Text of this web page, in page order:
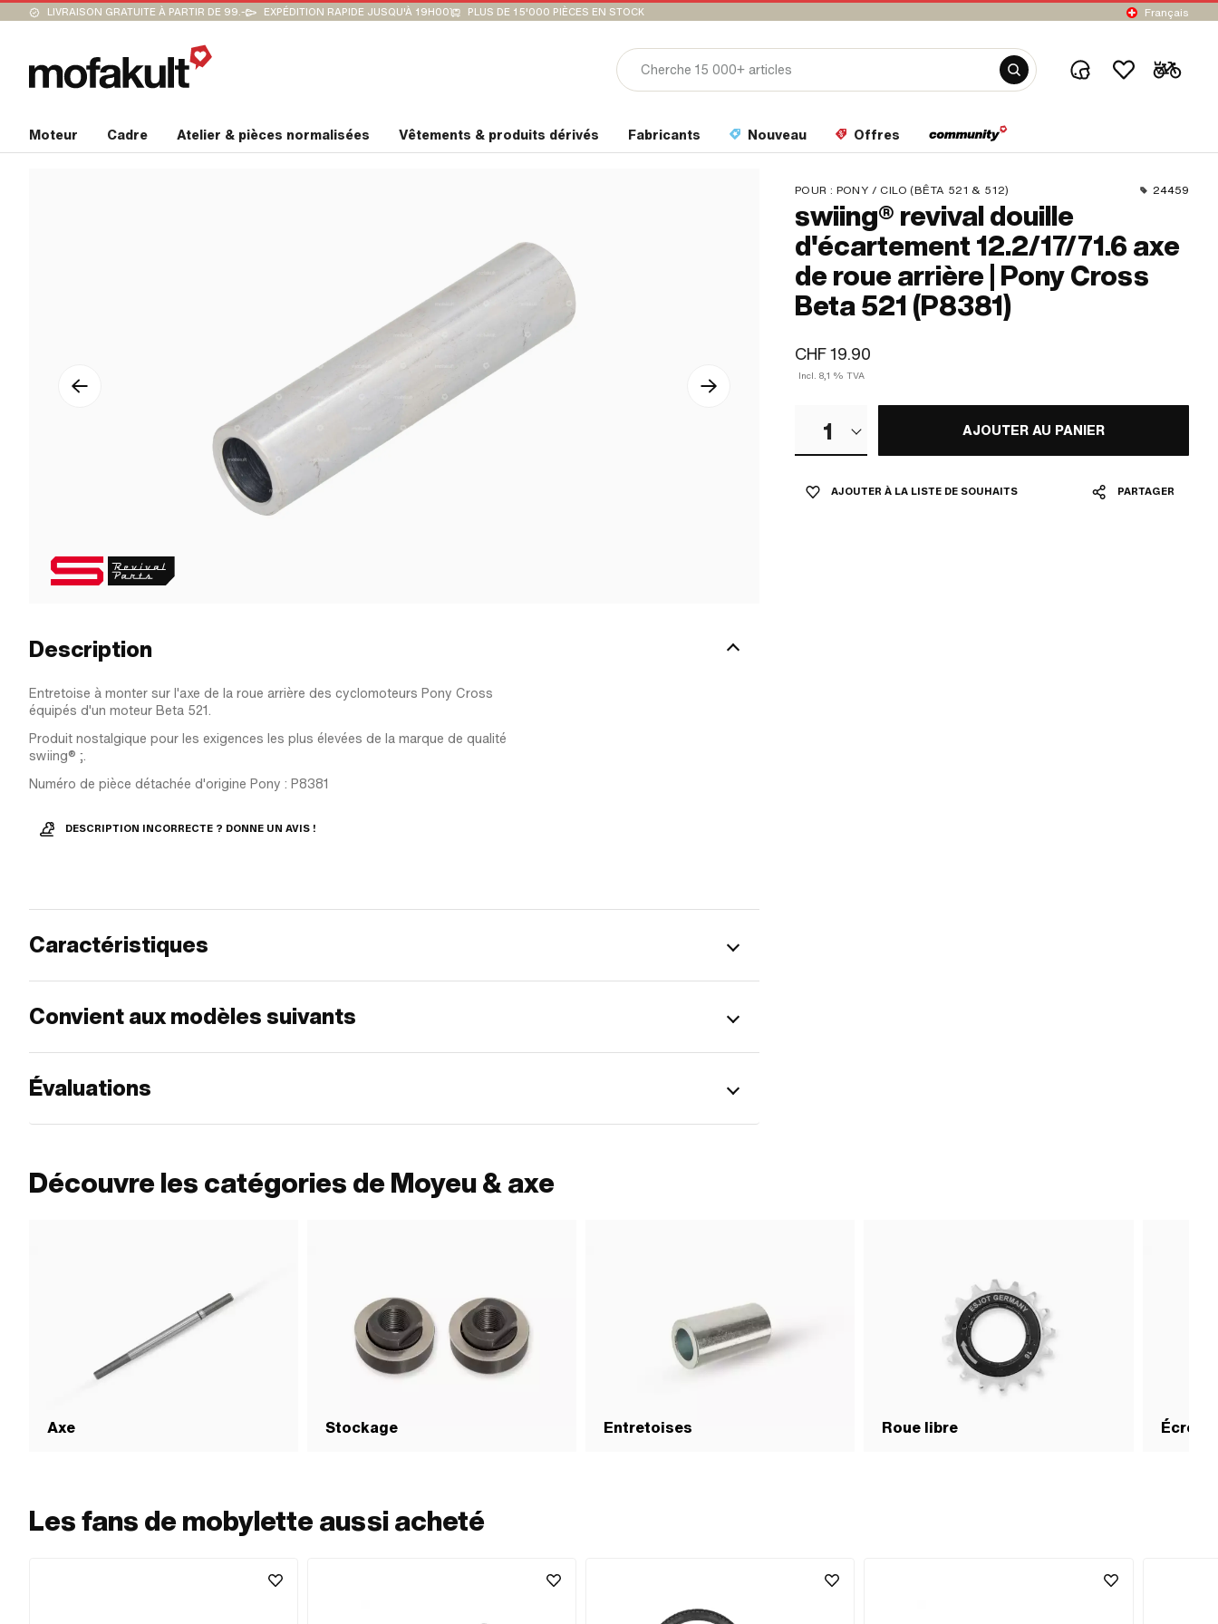
LIVRAISON GRATUITE À PARTIR DE 99.- EXPÉDITION RAPIDE JUSQU'À 19H00 PLUS DE 15'000 PIÈCES EN STOCK Français
Moteur Cadre Atelier & pièces normalisées Vêtements & produits dérivés Fabricants Nouveau Offres
POUR : PONY / CILO (BÊTA 521 & 512) 24459
swiing® revival douille
d'écartement 12.2/17/71.6 axe
de roue arrière | Pony Cross
Beta 521 (P8381)
CHF 19.90
Incl. 8,1 % TVA
1 AJOUTER AU PANIER
AJOUTER À LA LISTE DE SOUHAITS PARTAGER
Description
Entretoise à monter sur l'axe de la roue arrière des cyclomoteurs Pony Cross
équipés d'un moteur Beta 521.
Produit nostalgique pour les exigences les plus élevées de la marque de qualité
swiing® ;.
Numéro de pièce détachée d'origine Pony : P8381
DESCRIPTION INCORRECTE ? DONNE UN AVIS !
Caractéristiques
Convient aux modèles suivants
Évaluations
Découvre les catégories de Moyeu & axe
Axe Stockage Entretoises Roue libre Écrous
Les fans de mobylette aussi acheté